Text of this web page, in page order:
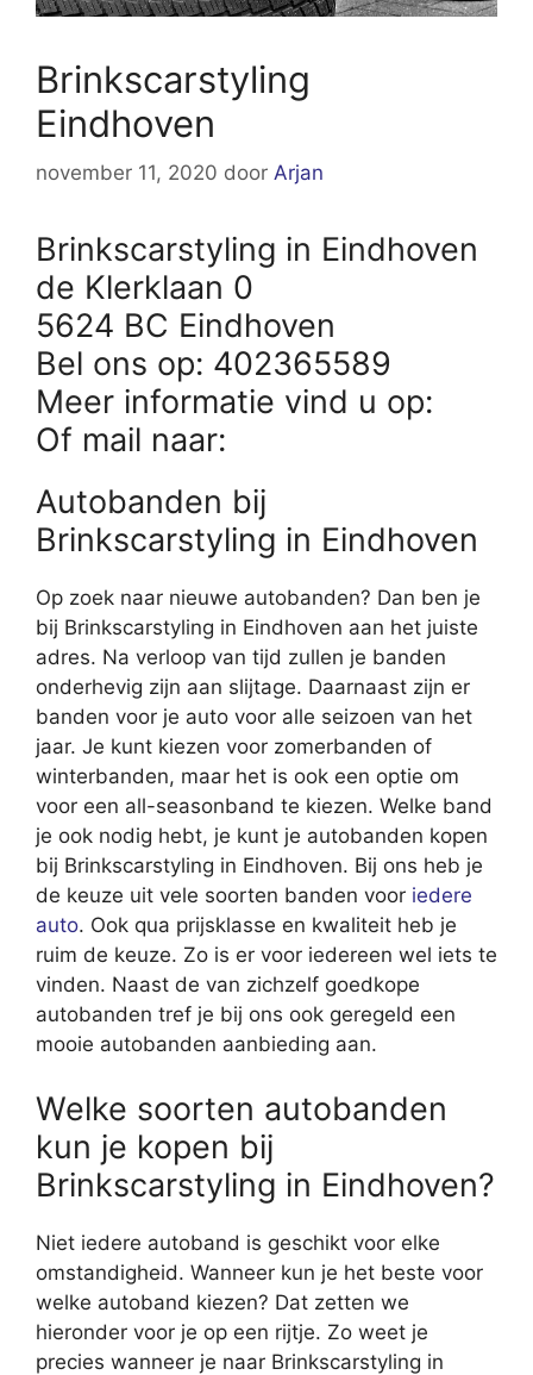
Brinkscarstyling
Eindhoven
november 11, 2020 door Arjan
Brinkscarstyling in Eindhoven
de Klerklaan 0
5624 BC Eindhoven
Bel ons op: 402365589
Meer informatie vind u op:
Of mail naar:
Autobanden bij
Brinkscarstyling in Eindhoven
Op zoek naar nieuwe autobanden? Dan ben je
bij Brinkscarstyling in Eindhoven aan het juiste
adres. Na verloop van tijd zullen je banden
onderhevig zijn aan slijtage. Daarnaast zijn er
banden voor je auto voor alle seizoen van het
jaar. Je kunt kiezen voor zomerbanden of
winterbanden, maar het is ook een optie om
voor een all-seasonband te kiezen. Welke band
je ook nodig hebt, je kunt je autobanden kopen
bij Brinkscarstyling in Eindhoven. Bij ons heb je
de keuze uit vele soorten banden voor iedere
auto. Ook qua prijsklasse en kwaliteit heb je
ruim de keuze. Zo is er voor iedereen wel iets te
vinden. Naast de van zichzelf goedkope
autobanden tref je bij ons ook geregeld een
mooie autobanden aanbieding aan.
Welke soorten autobanden
kun je kopen bij
Brinkscarstyling in Eindhoven?
Niet iedere autoband is geschikt voor elke
omstandigheid. Wanneer kun je het beste voor
welke autoband kiezen? Dat zetten we
hieronder voor je op een rijtje. Zo weet je
precies wanneer je naar Brinkscarstyling in